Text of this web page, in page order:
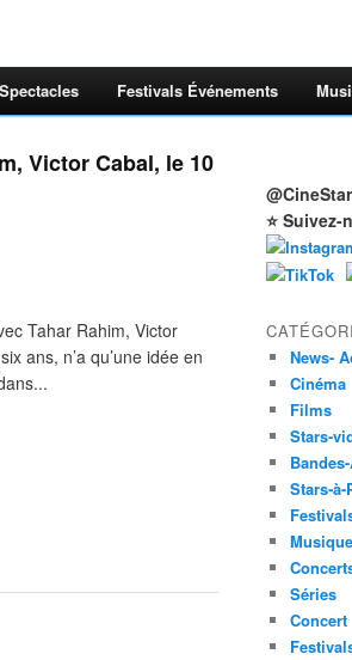
Festivals Événements
Victor Cabal, le 10
Tahar Rahim, Victor
ans, n’a qu’une idée en
⭐ Suivez-
News-
Cinéma
Films
Stars-
Stars-à-
Musique
Séries
Concert